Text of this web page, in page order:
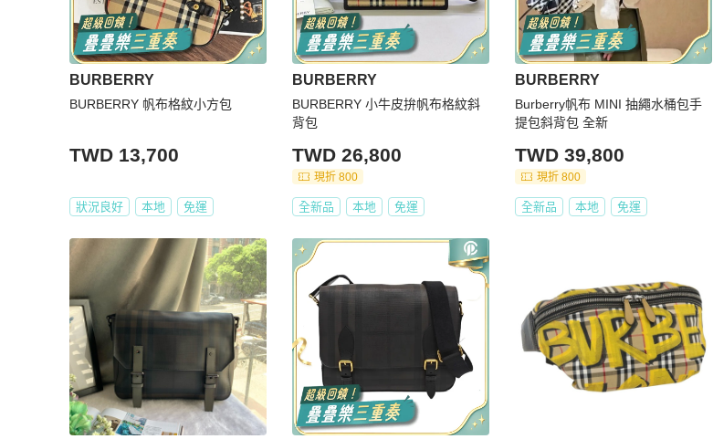
BURBERRY
BURBERRY 帆布格紋小方包
TWD 13,700
狀況良好 本地 免運
BURBERRY
BURBERRY 小牛皮拚帆布格紋斜
背包
TWD 26,800
現折 800
全新品 本地 免運
BURBERRY
Burberry帆布 MINI 抽繩水桶包手
提包斜背包 全新
TWD 39,800
現折 800
全新品 本地 免運